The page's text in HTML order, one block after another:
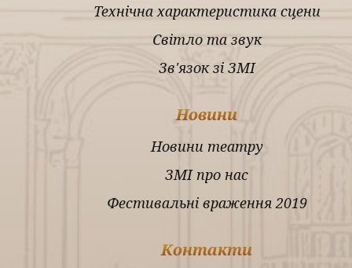
Технічна характеристика сцени
Світло та звук
Зв'язок зі ЗМІ
Новини
Новини театру
ЗМІ про нас
Фестивальні враження 2019
Контакти